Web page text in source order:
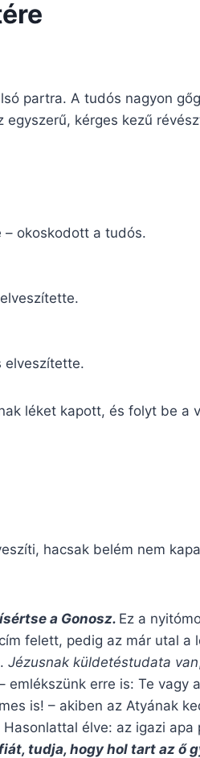
partra. A tudós nagyon
kérges kezű
okoskodott a tudós.
elveszítette.
léket kapott, és folyt be a
hacsak belém nem
a Gonosz. Ez a
felett, pedig az már utal a
. Jézusnak küldetéstudata van
erre is: Te vagy
is! – akiben az Atyának
Hasonlattal élve: az igazi
tudja, hogy hol tart az ő